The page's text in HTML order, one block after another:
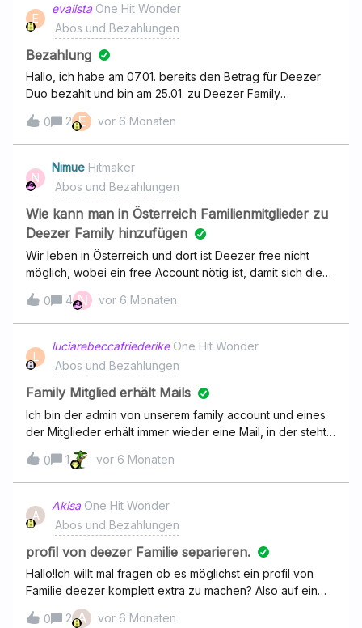
E
evalista One Hit Wonder
Abos und Bezahlungen
Bezahlung
Hallo, ich habe am 07.01. bereits den Betrag für Deezer
Duo bezahlt und bin am 25.01. zu Deezer Family
gewechselt. Wird mir das Geld nicht
gefengerechnet? GrüßeEva
0 2 E vor 6 Monaten
N
Nimue Hitmaker
Abos und Bezahlungen
Wie kann man in Österreich Familienmitglieder zu
Deezer Family hinzufügen
Wir leben in Österreich und dort ist Deezer free nicht
möglich, wobei ein free Account nötig ist, damit sich die
Familienmitglieder registrieren können, bevor sie den
Beitrittslink zu Deezer Family annehmen. Wie kann man
das Problem lösen?
0 4 N vor 6 Monaten
L
luciarebeccafriederike One Hit Wonder
Abos und Bezahlungen
Family Mitglied erhält Mails
Ich bin der admin von unserem family account und eines
der Mitglieder erhält immer wieder eine Mail, in der steht
"das ende ist nah... Willst du wirklich gehen?“. Woran liegt
das und kann das zu Problemen führen? Das Mitglied
möchte im Account bleiben.
0 1 vor 6 Monaten
A
Akisa One Hit Wonder
Abos und Bezahlungen
profil von deezer Familie separieren.
Hallo!Ich willt mal fragen ob es möglichst ein profil von
Familie deezer komplett extra zu machen? Also auf ein
eigenes Konto zu ziehen.Schon mal danke für die Hilfe.
0
2 A vor 6 Monaten